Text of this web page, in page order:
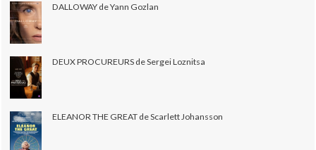
DALLOWAY de Yann Gozlan
DEUX PROCUREURS de Sergei Loznitsa
ELEANOR THE GREAT de Scarlett Johansson